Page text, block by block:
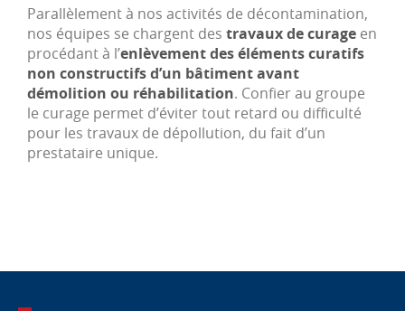
Parallèlement à nos activités de décontamination,
nos équipes se chargent des travaux de curage en
procédant à l’enlèvement des éléments curatifs
non constructifs d’un bâtiment avant
démolition ou réhabilitation. Confier au groupe
le curage permet d’éviter tout retard ou difficulté
pour les travaux de dépollution, du fait d’un
prestataire unique.